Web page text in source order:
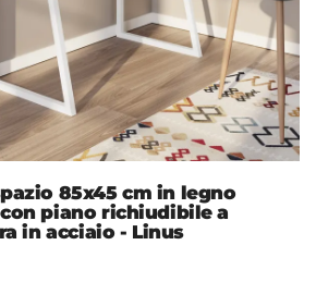
85x45 cm in legno
piano richiudibile a
in acciaio - Linus